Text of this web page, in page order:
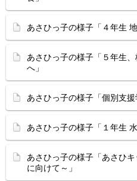
あさひっ子の様子「４年生
あさひっ子の様子「５年生
へ」
あさひっ子の様子「個別支援
あさひっ子の様子「１年生 水
あさひっ子の様子「あさひ
に向けて～」